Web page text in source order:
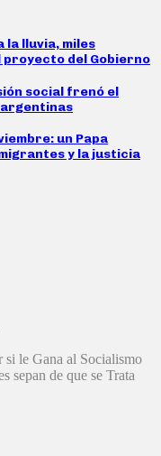
la lluvia, miles
del Gobierno
social frenó el
un Papa
y la justicia
si le Gana al Socialismo
sepan de que se Trata